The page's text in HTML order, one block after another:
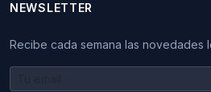
NEWSLETTER
Recibe cada semana las novedades